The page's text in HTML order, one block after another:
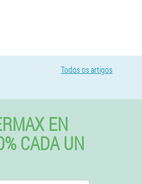
Todos os artigos
EN
CADA UN